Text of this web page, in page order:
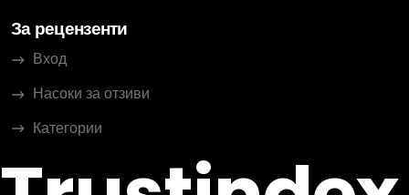
За рецензенти
Вход
Насоки за отзиви
Категории